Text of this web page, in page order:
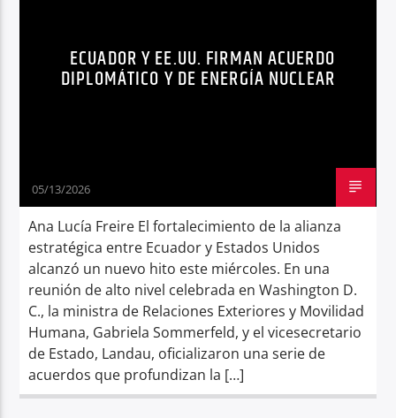
ECUADOR Y EE.UU. FIRMAN ACUERDO
DIPLOMÁTICO Y DE ENERGÍA NUCLEAR
05/13/2026
Ana Lucía Freire El fortalecimiento de la alianza
estratégica entre Ecuador y Estados Unidos
alcanzó un nuevo hito este miércoles. En una
reunión de alto nivel celebrada en Washington D.
C., la ministra de Relaciones Exteriores y Movilidad
Humana, Gabriela Sommerfeld, y el vicesecretario
de Estado, Landau, oficializaron una serie de
acuerdos que profundizan la […]